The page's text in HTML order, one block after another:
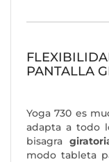
PANTALLA
Yoga 730 es
adapta a todo
bisagra
modo tableta